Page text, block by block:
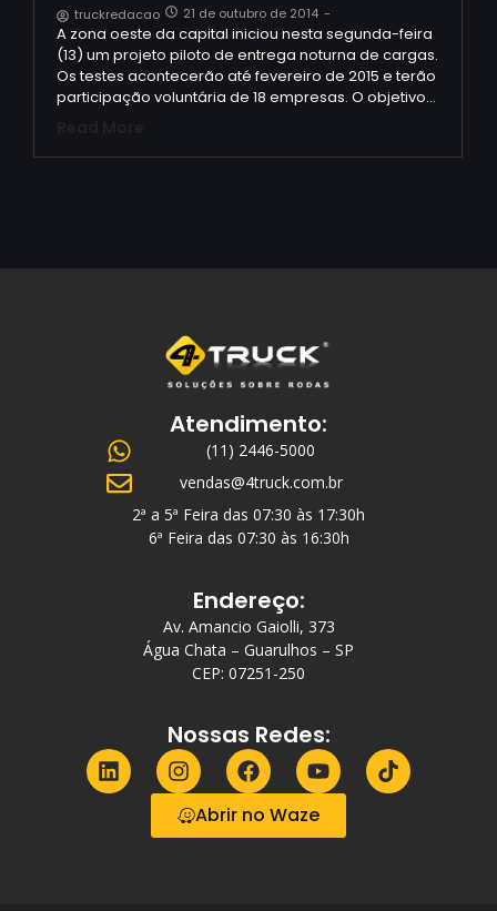
truckredacao 21 de outubro de 2014 -
A zona oeste da capital iniciou nesta segunda-feira
(13) um projeto piloto de entrega noturna de cargas.
Os testes acontecerão até fevereiro de 2015 e terão
participação voluntária de 18 empresas. O objetivo…
Atendimento:
(11) 2446-5000
vendas@4truck.com.br
2ª a 5ª Feira das 07:30 às 17:30h
6ª Feira das 07:30 às 16:30h
Endereço:
Av. Amancio Gaiolli, 373
Água Chata – Guarulhos – SP
CEP: 07251-250
Nossas Redes:
Abrir no Waze